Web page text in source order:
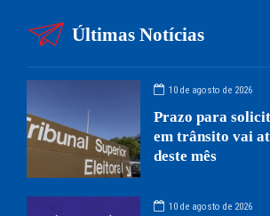
Últimas Notícias
10 de agosto de 2026
Prazo para
em trânsito vai
deste mês
10 de agosto de 2026